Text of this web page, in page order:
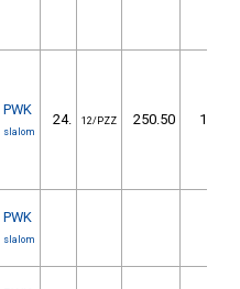
PWK
slalom
24. 12/PZZ 250.50 186,8
PWK
slalom